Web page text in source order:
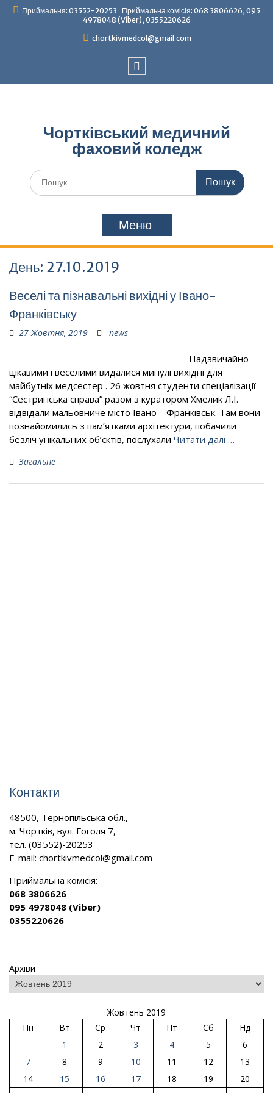
ПерейтиПриймальня: 03552-20253 Приймальна комісія: 068 3806626, 095
4978048 (Viber), 0355220626
chortkivmedcol@gmail.com
Чортківський медичний
фаховий коледж
Шукати:
Меню
День: 27.10.2019
Веселі та пізнавальні вихідні у Івано-
Франківську
27 Жовтня, 2019 news
Надзвичайно
цікавими і веселими видалися минулі вихідні для
майбутніх медсестер . 26 жовтня студенти спеціалізації
“Сестринська справа” разом з куратором Хмелик Л.І.
відвідали мальовниче місто Івано – Франківськ. Там вони
познайомились з пам’ятками архітектури, побачили
безліч унікальних об’єктів, послухали Читати далі …
Загальне
Контакти
48500, Тернопільська обл.,
м. Чортків, вул. Гоголя 7,
тел. (03552)-20253
E-mail: chortkivmedcol@gmail.com
Приймальна комісія:
068 3806626
095 4978048 (Viber)
0355220626
Архіви
Жовтень 2019
Пн
Вт Ср Чт Пт Сб
Нд
1
2 3 4 5
6
7
8 9 10 11 12
13
14
15 16 17 18 19
20